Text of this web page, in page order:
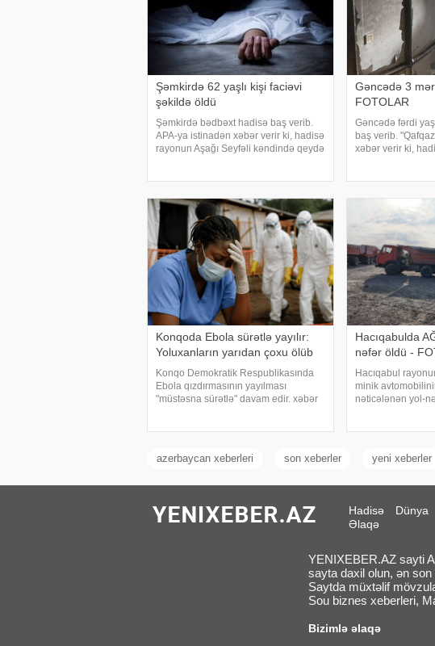
Şəmkirdə 62 yaşlı kişi faciəvi
şəkildə öldü
Şəmkirdə bədbəxt hadisə baş verib.
APA-ya istinadən xəbər verir ki, hadisə
rayonun Aşağı Seyfəli kəndində qeydə
vurub
Gəncədə 3
FOTOLAR
Gəncədə fərdi
baş verib.
xəbər verir ki,
əraziy
Konqoda Ebola sürətlə yayılır:
Yoluxanların yarıdan çoxu ölüb
Konqo Demokratik Respublikasında
Ebola qızdırmasının yayılması
"müstəsna sürətlə" davam edir. xəbər
Hacıqabulda
nəfər öldü -
Hacıqabul
minik
nəticələnən yol-
azerbaycan xeberleri son xeberler yeni xeberler
Hadisə Dünya
Əlaqə
YENIXEBER.AZ sayti
sayta daxil olun, ən
Saytda müxtəlif
Sou biznes xeberleri,
Bizimlə əlaqə